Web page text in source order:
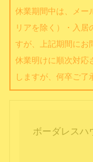
休業期間中は、メー
リアを除く）・入居
すが、上記期間にお
休業明けに順次対応
しますが、何卒ご了
ボーダレスハ